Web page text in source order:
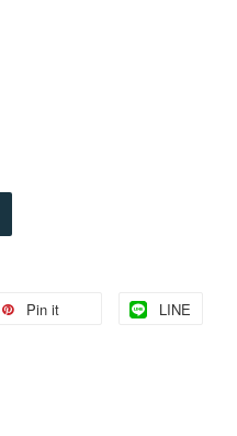
Pin it LINE